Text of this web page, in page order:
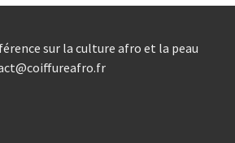
sur la culture afro et la peau